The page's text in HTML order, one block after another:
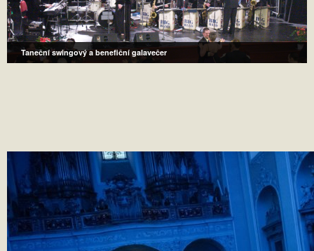
Taneční swingový a benefiční galavečer